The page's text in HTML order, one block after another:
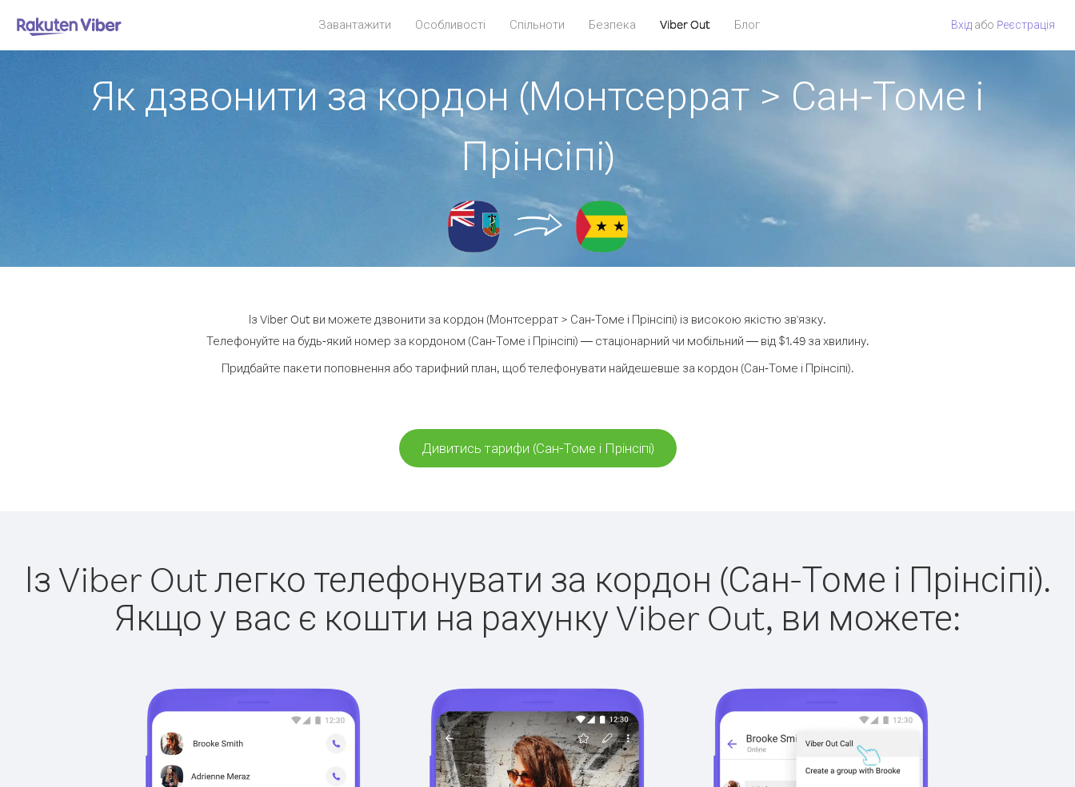
Завантажити Особливості Спільноти Безпека Viber Out Блог Вхід або Pеєстрація
Як дзвонити за кордон (Монтсеррат > Сан-Томе і
Прінсіпі)
Із Viber Out ви можете дзвонити за кордон (Монтсеррат > Сан-Томе і Прінсіпі) із високою якістю зв'язку.
Телефонуйте на будь-який номер за кордоном (Сан-Томе і Прінсіпі) — стаціонарний чи мобільний — від $1.49 за хвилину.
Придбайте пакети поповнення або тарифний план, щоб телефонувати найдешевше за кордон (Сан-Томе і Прінсіпі).
Дивитись тарифи (Сан-Томе і Прінсіпі)
Із Viber Out легко телефонувати за кордон (Сан-Томе і Прінсіпі).
Якщо у вас є кошти на рахунку Viber Out, ви можете: